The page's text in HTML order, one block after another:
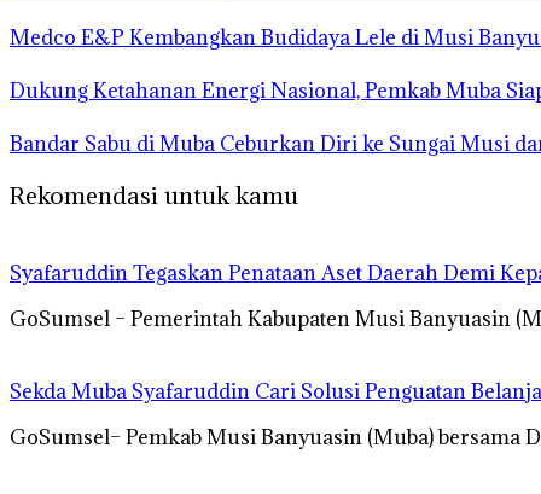
Medco E&P Kembangkan Budidaya Lele di Musi
Dukung Ketahanan Energi Nasional, Pemkab Muba
Bandar Sabu di Muba Ceburkan Diri ke Sungai Musi
Rekomendasi untuk kamu
Syafaruddin Tegaskan Penataan Aset Daerah Demi
GoSumsel – Pemerintah Kabupaten Musi Banyuasin
Sekda Muba Syafaruddin Cari Solusi Penguatan
GoSumsel– Pemkab Musi Banyuasin (Muba)